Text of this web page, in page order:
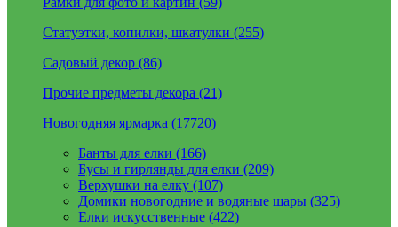
Статуэтки, копилки, шкатулки (255)
Садовый декор (86)
Прочие предметы декора (21)
Новогодняя ярмарка (17720)
Банты для елки (166)
Бусы и гирлянды для елки (209)
Верхушки на елку (107)
Домики новогодние и водяные шары (325)
Елки искусственные (422)